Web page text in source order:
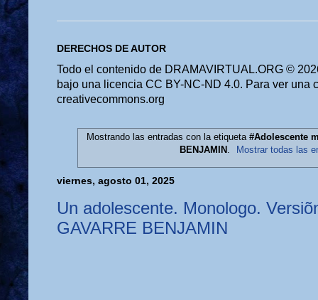
DERECHOS DE AUTOR
Todo el contenido de DRAMAVIRTUAL.ORG ©
bajo una licencia CC BY-NC-ND 4.0. Para ver una
creativecommons.org
Mostrando las entradas con la etiqueta#Adolescente
BENJAMIN . Mostrar todas las
viernes, agosto 01, 2025
Un adolescente. Monologo.
GAVARRE BENJAMIN